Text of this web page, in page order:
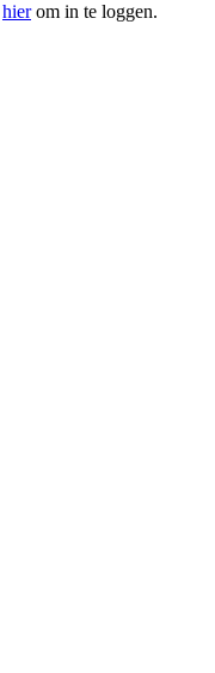
hierom in te loggen.